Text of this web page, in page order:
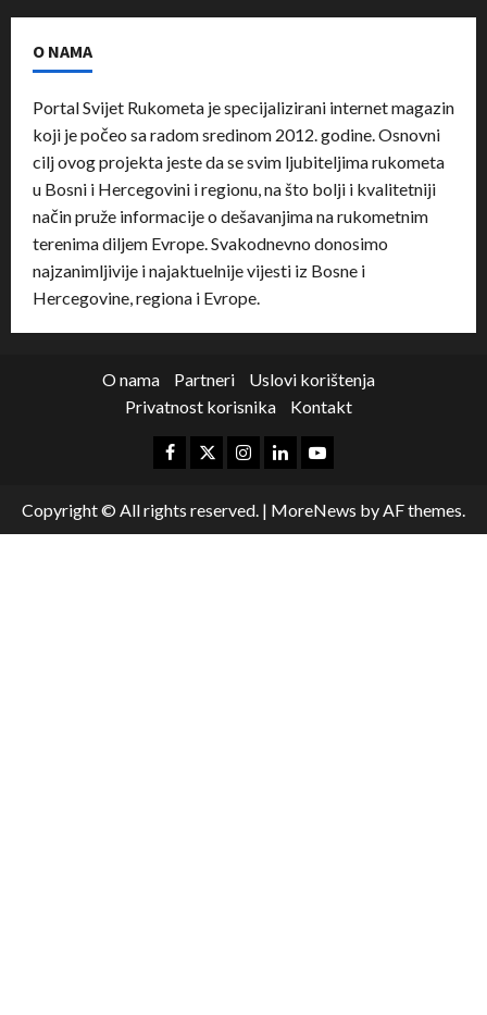
O NAMA
Portal Svijet Rukometa je specijalizirani internet magazin
koji je počeo sa radom sredinom 2012. godine. Osnovni
cilj ovog projekta jeste da se svim ljubiteljima rukometa
u Bosni i Hercegovini i regionu, na što bolji i kvalitetniji
način pruže informacije o dešavanjima na rukometnim
terenima diljem Evrope. Svakodnevno donosimo
najzanimljivije i najaktuelnije vijesti iz Bosne i
Hercegovine, regiona i Evrope.
O nama Partneri
Uslovi korištenja
Privatnost korisnika
Kontakt
Copyright © All rights reserved. | MoreNews by AF themes.